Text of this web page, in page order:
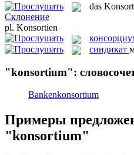
das
Склонение
pl. Konsortien
синдикат
"konsortium":
Bankenkonsortium
Примеры
"konsortium"